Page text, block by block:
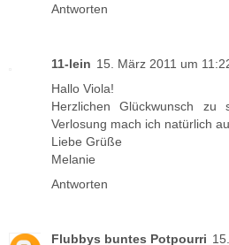
Antworten
11-lein 15. März 2011 um
Hallo Viola!
Herzlichen Glückwunsch
Verlosung mach ich natürlich
Liebe Grüße
Melanie
Antworten
Flubbys buntes Potpourri